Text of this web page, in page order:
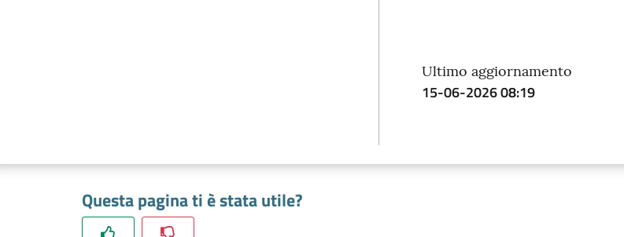
Ultimo aggiornamento
15-06-2026 08:19
Questa pagina ti è stata utile?